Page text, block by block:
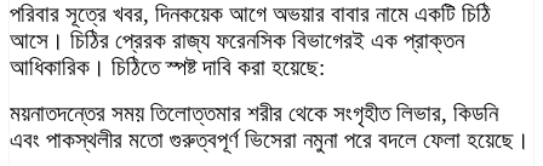
পরিবার সূত্রে খবর, দিনকয়েক আগে অভয়ার বাবার নামে একটি চিঠি
আসে। চিঠির প্রেরক রাজ্য ফরেনসিক বিভাগেরই এক প্রাক্তন
আধিকারিক। চিঠিতে স্পষ্ট দাবি করা হয়েছে:
ময়নাতদন্তের সময় তিলোত্তমার শরীর থেকে সংগৃহীত লিভার, কিডনি
এবং পাকস্থলীর মতো গুরুত্বপূর্ণ ভিসেরা নমুনা পরে বদলে ফেলা হয়েছে।